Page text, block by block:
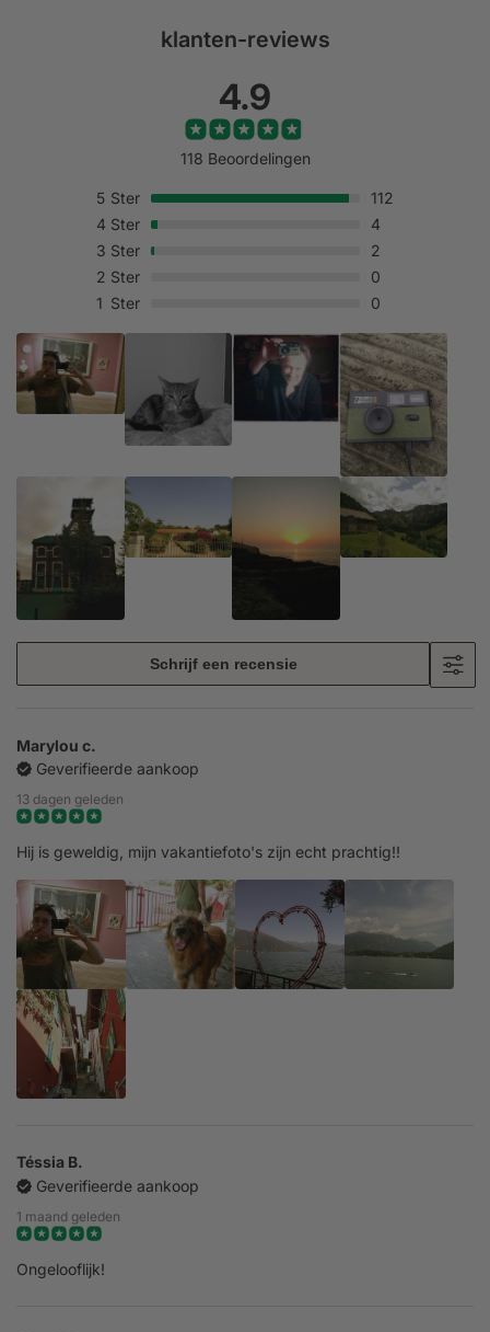
klanten-reviews
4.9
118 Beoordelingen
5 Ster
112
4 Ster
4
3 Ster
2
2 Ster
0
1 Ster 0
Schrijf een recensie
Marylou c.
Geverifieerde aankoop
13 dagen geleden
Hij is geweldig, mijn vakantiefoto's zijn echt prachtig!!
Téssia B.
Geverifieerde aankoop
1 maand geleden
Ongelooflijk!